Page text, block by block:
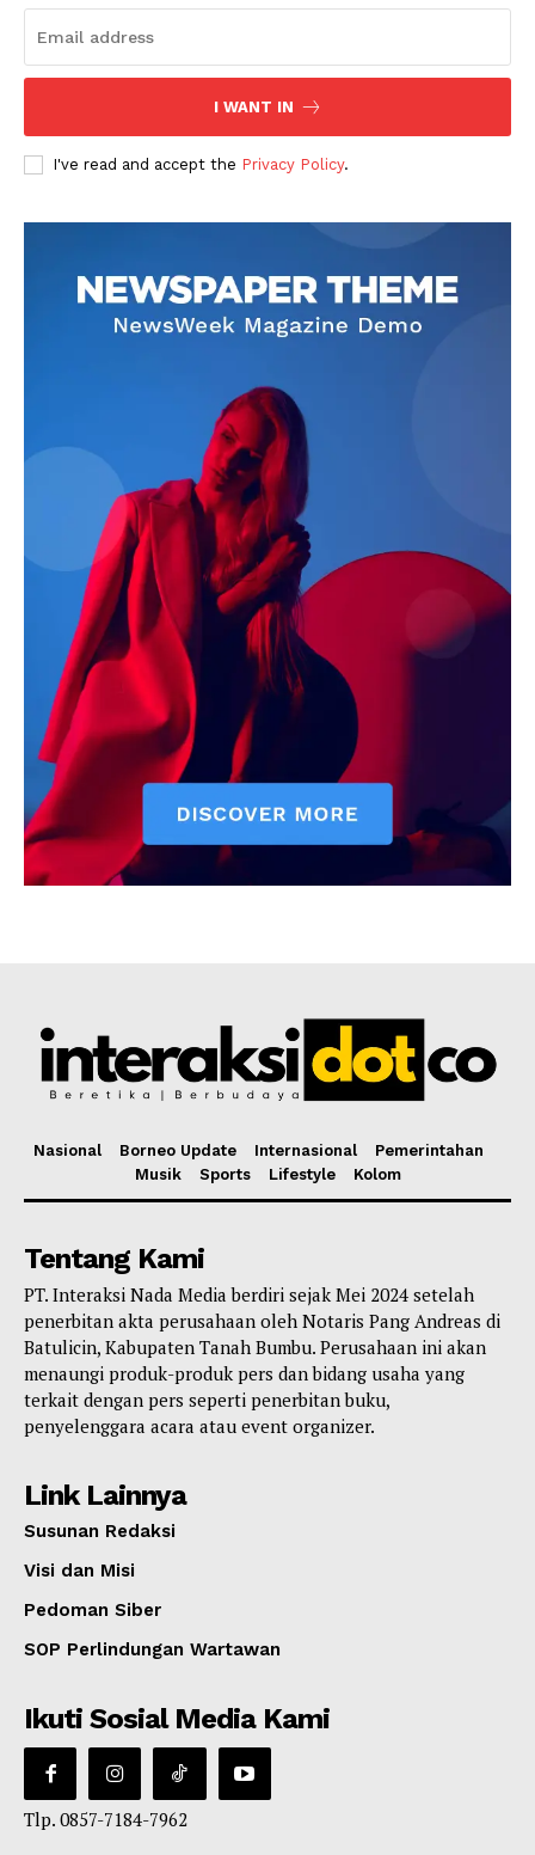
I WANT IN
I've read and accept the Privacy Policy.
Nasional Borneo Update Internasional
Pemerintahan
Musik
Sports Lifestyle Kolom
Tentang Kami
PT. Interaksi Nada Media berdiri sejak Mei 2024 setelah
penerbitan akta perusahaan oleh Notaris Pang Andreas di
Batulicin, Kabupaten Tanah Bumbu. Perusahaan ini akan
menaungi produk-produk pers dan bidang usaha yang
terkait dengan pers seperti penerbitan buku,
penyelenggara acara atau event organizer.
Link Lainnya
Susunan Redaksi
Visi dan Misi
Pedoman Siber
SOP Perlindungan Wartawan
Ikuti Sosial Media Kami
Tlp. 0857-7184-7962